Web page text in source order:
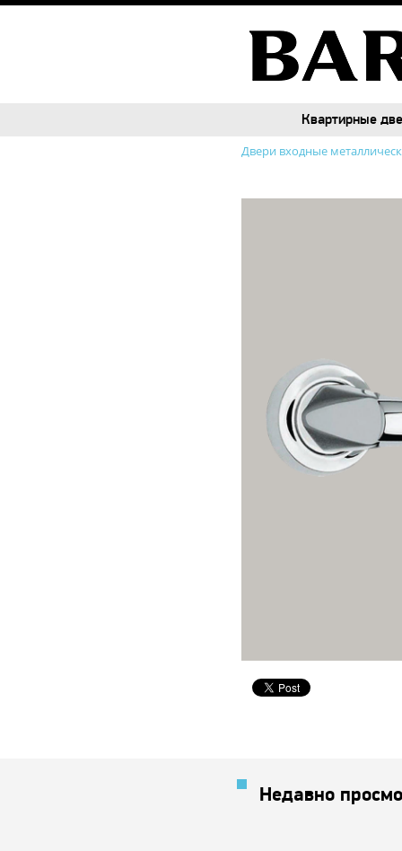
Квартирные
Квартирные
Двери входные
Недавно